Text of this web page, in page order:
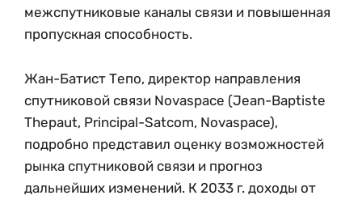
межспутниковые каналы связи и повышенная
пропускная способность.
Жан-Батист Тепо, директор направления
спутниковой связи Novaspace (Jean-Baptiste
Thepaut, Principal-Satcom, Novaspace),
подробно представил оценку возможностей
рынка спутниковой связи и прогноз
дальнейших изменений. К 2033 г. доходы от